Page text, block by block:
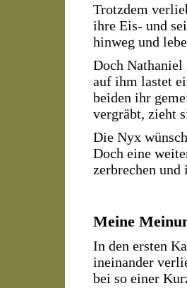
Trotzdem
ihre Eis- und
hinweg und
Doch
auf ihm lastet
beiden ihr
vergräbt, zieht
Die Nyx
Doch eine
zerbrechen
Meine
In den ersten
ineinander
bei so einer